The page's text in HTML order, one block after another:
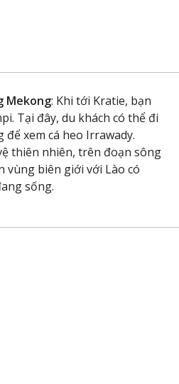
Mekong: Khi tới Kratie, bạn
Tại đây, du khách có thể đi
xem cá heo Irrawady.
thiên nhiên, trên đoạn sông
vùng biên giới với Lào có
sống.